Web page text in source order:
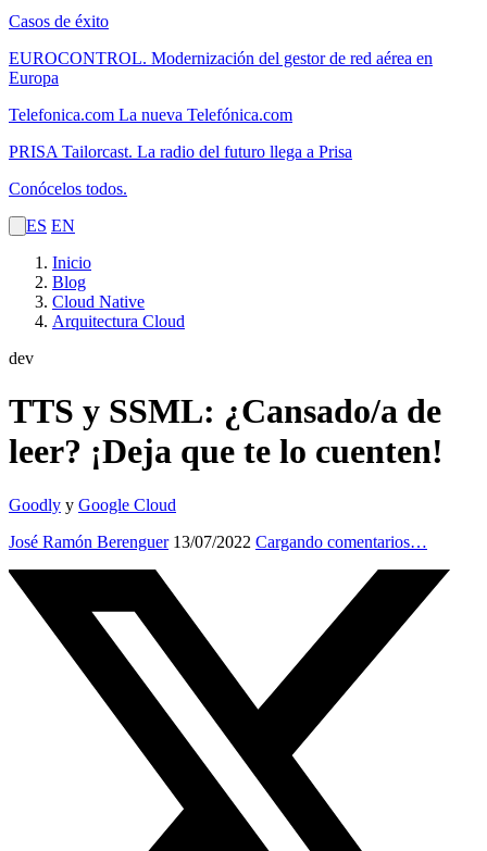
Casos de éxito
EUROCONTROL. Modernización del gestor de red aérea en
Europa
Telefonica.com La nueva Telefónica.com
PRISA Tailorcast. La radio del futuro llega a Prisa
Conócelos todos.
ES EN
Inicio
Blog
Cloud Native
Arquitectura Cloud
dev
TTS y SSML: ¿Cansado/a de
leer? ¡Deja que te lo cuenten!
Goodly y Google Cloud
José Ramón Berenguer 13/07/2022 Cargando comentarios…